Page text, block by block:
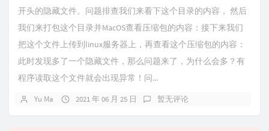
开头的隐藏文件。问题排查我们来看下这个目录的内容， 然后
我们来打包这个目录并MacOS查看压缩包的内容：接下来我们
把这个文件上传到linux服务器上，再查看这个压缩包的内容：
此时发现多了一个隐藏文件，那么问题来了，为什么会多？有
程序读取这个文件就会出现异常！问...
Yu Ma 2021 年 06 月 25 日 暂无评论